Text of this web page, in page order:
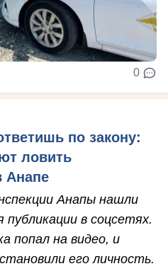
0
по закону:
ловить
Анапе
Анапы нашли
в соцсетях.
попал на видео, и
его личность.